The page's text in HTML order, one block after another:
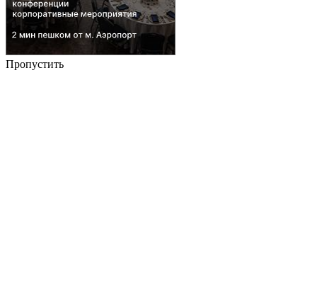
Пропустить